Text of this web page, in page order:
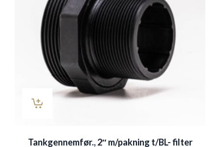
Tankgennemfør., 2″ m/pakning t/BL- filter